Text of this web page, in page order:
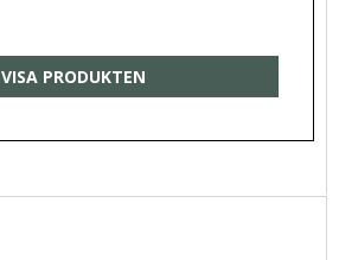
VISA PRODUKTEN